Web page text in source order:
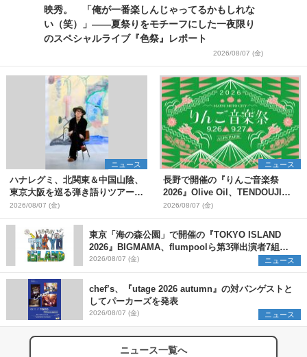
映秀。 「俺が一番楽しんじゃってるかもしれな
い（笑）」――夏祭りをモチーフにした一夜限り
のスペシャルライブ『色祭』レポート
2026/08/07 (金)
ニュース
ハナレグミ、北関東＆中国山陰、
東京大阪を巡る弾き語りツアー10
月より開催決定
2026/08/07 (金)
ニュース
長野で開催の『りんご音楽祭
2026』Olive Oil、TENDOUJIら
第11弾出演アーティスト（16組）
を発表
2026/08/07 (金)
東京「海の森公園」で開催の『TOKYO ISLAND
2026』BIGMAMA、flumpoolら第3弾出演者7組を
発表 ワークショップ・アート出展者を募集
2026/08/07 (金) ニュース
chef’s、『utage 2026 autumn』の対バンゲストと
してパーカーズを発表
2026/08/07 (金) ニュース
ニュース一覧へ